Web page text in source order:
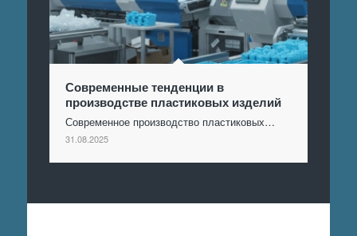
Современные тенденции в
производстве пластиковых изделий
Современное производство пластиковых…
31.08.2025